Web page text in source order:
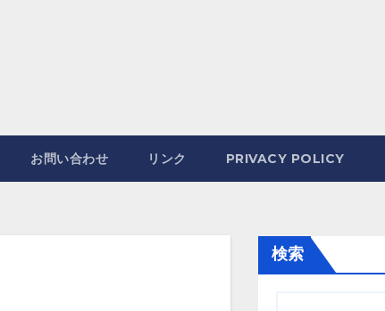
お問い合わせ リンク PRIVACY POLICY
検索